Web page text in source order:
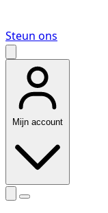
Steun ons
Mijn account